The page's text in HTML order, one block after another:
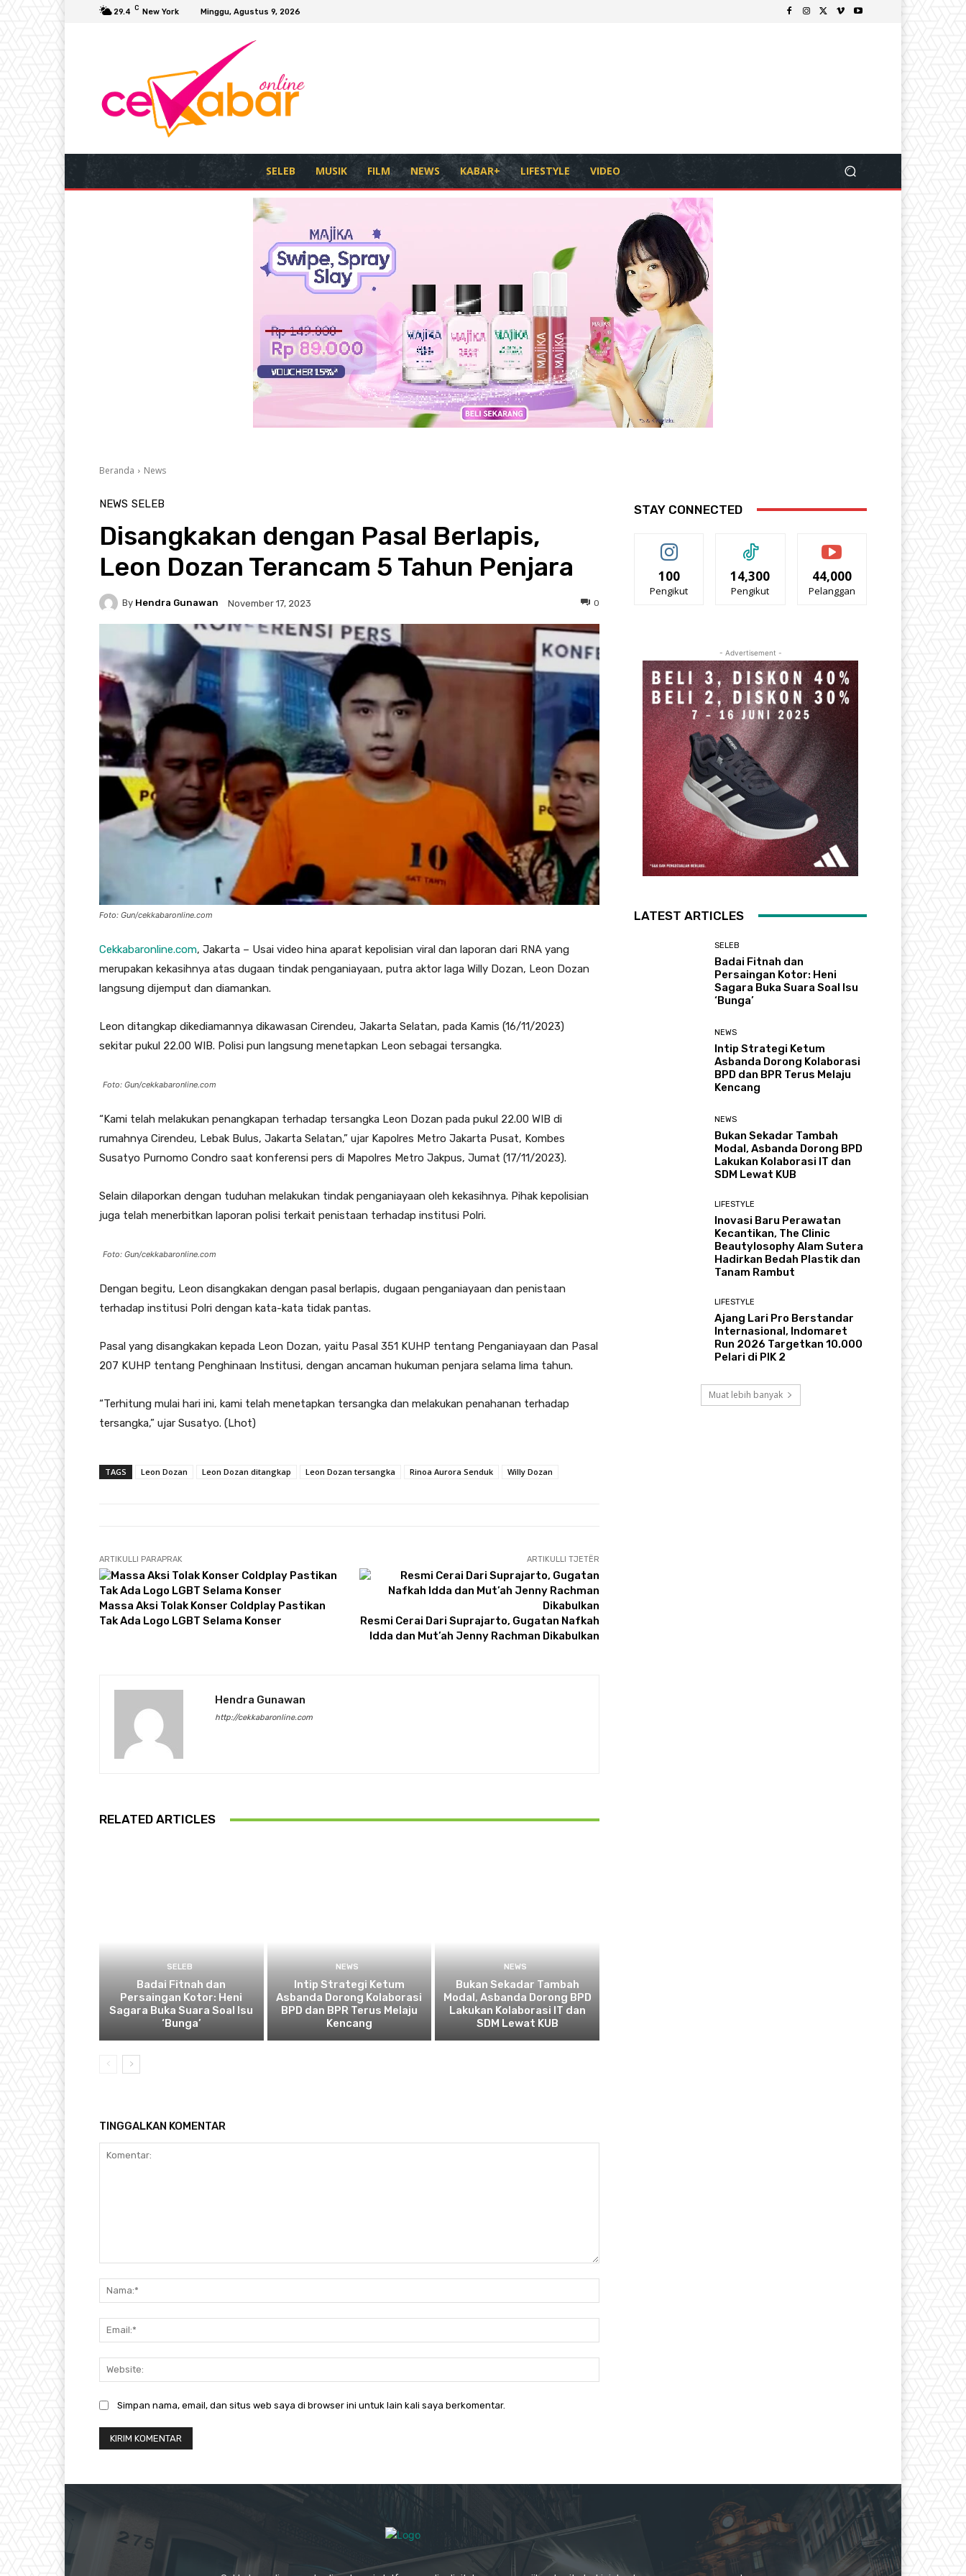
29.4 C New York Minggu, Agustus 9, 2026
SELEB MUSIK FILM NEWS KABAR+ LIFESTYLE VIDEO
Beranda News
NEWS SELEB
Disangkakan dengan Pasal Berlapis,
Leon Dozan Terancam 5 Tahun Penjara
By Hendra Gunawan November 17, 2023 0
Foto: Gun/cekkabaronline.com
Cekkabaronline.com, Jakarta – Usai video hina aparat kepolisian viral dan laporan dari RNA yang
merupakan kekasihnya atas dugaan tindak penganiayaan, putra aktor laga Willy Dozan, Leon Dozan
langsung dijemput dan diamankan.
Leon ditangkap dikediamannya dikawasan Cirendeu, Jakarta Selatan, pada Kamis (16/11/2023)
sekitar pukul 22.00 WIB. Polisi pun langsung menetapkan Leon sebagai tersangka.
Foto: Gun/cekkabaronline.com
“Kami telah melakukan penangkapan terhadap tersangka Leon Dozan pada pukul 22.00 WIB di
rumahnya Cirendeu, Lebak Bulus, Jakarta Selatan,” ujar Kapolres Metro Jakarta Pusat, Kombes
Susatyo Purnomo Condro saat konferensi pers di Mapolres Metro Jakpus, Jumat (17/11/2023).
Selain dilaporkan dengan tuduhan melakukan tindak penganiayaan oleh kekasihnya. Pihak kepolisian
juga telah menerbitkan laporan polisi terkait penistaan terhadap institusi Polri.
Foto: Gun/cekkabaronline.com
Dengan begitu, Leon disangkakan dengan pasal berlapis, dugaan penganiayaan dan penistaan
terhadap institusi Polri dengan kata-kata tidak pantas.
Pasal yang disangkakan kepada Leon Dozan, yaitu Pasal 351 KUHP tentang Penganiayaan dan Pasal
207 KUHP tentang Penghinaan Institusi, dengan ancaman hukuman penjara selama lima tahun.
“Terhitung mulai hari ini, kami telah menetapkan tersangka dan melakukan penahanan terhadap
tersangka,” ujar Susatyo. (Lhot)
TAGS Leon Dozan Leon Dozan ditangkap Leon Dozan tersangka Rinoa Aurora Senduk Willy Dozan
ARTIKULLI PARAPRAK
Massa Aksi Tolak Konser Coldplay Pastikan
Tak Ada Logo LGBT Selama Konser
ARTIKULLI TJETËR
Resmi Cerai Dari Suprajarto, Gugatan Nafkah
Idda dan Mut’ah Jenny Rachman Dikabulkan
Hendra Gunawan
http://cekkabaronline.com
RELATED ARTICLES
SELEB
Badai Fitnah dan
Persaingan Kotor: Heni
Sagara Buka Suara Soal Isu
‘Bunga’
NEWS
Intip Strategi Ketum
Asbanda Dorong Kolaborasi
BPD dan BPR Terus Melaju
Kencang
NEWS
Bukan Sekadar Tambah
Modal, Asbanda Dorong BPD
Lakukan Kolaborasi IT dan
SDM Lewat KUB
TINGGALKAN KOMENTAR
Simpan nama, email, dan situs web saya di browser ini untuk lain kali saya berkomentar.
STAY CONNECTED
100
Pengikut
14,300
Pengikut
44,000
Pelanggan
- Advertisement -
LATEST ARTICLES
SELEB
Badai Fitnah dan
Persaingan Kotor: Heni
Sagara Buka Suara Soal Isu
‘Bunga’
NEWS
Intip Strategi Ketum
Asbanda Dorong Kolaborasi
BPD dan BPR Terus Melaju
Kencang
NEWS
Bukan Sekadar Tambah
Modal, Asbanda Dorong BPD
Lakukan Kolaborasi IT dan
SDM Lewat KUB
LIFESTYLE
Inovasi Baru Perawatan
Kecantikan, The Clinic
Beautylosophy Alam Sutera
Hadirkan Bedah Plastik dan
Tanam Rambut
LIFESTYLE
Ajang Lari Pro Berstandar
Internasional, Indomaret
Run 2026 Targetkan 10.000
Pelari di PIK 2
Muat lebih banyak